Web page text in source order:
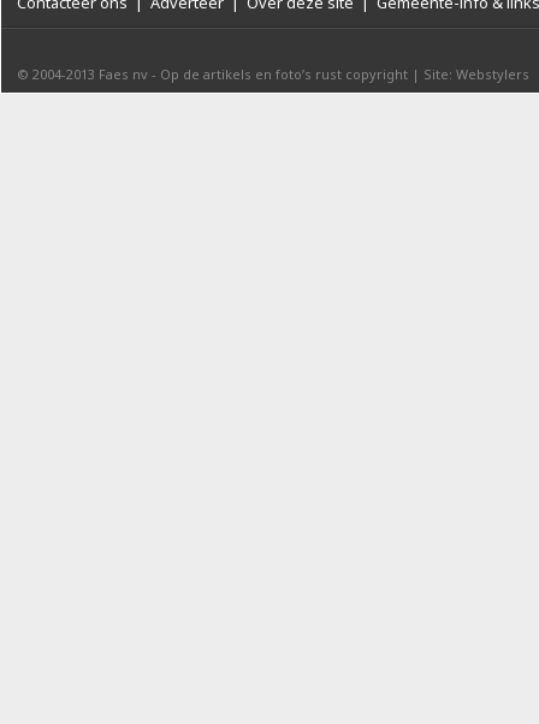
© 2004-2013 Faes nv - Op de artikels en foto’s rust copyright | Site: Webstylers